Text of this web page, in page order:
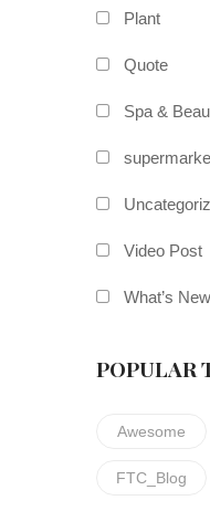
Plant
Quote
Spa &
Video Post
What’s New
POPULAR
Awesome
FTC_Blog